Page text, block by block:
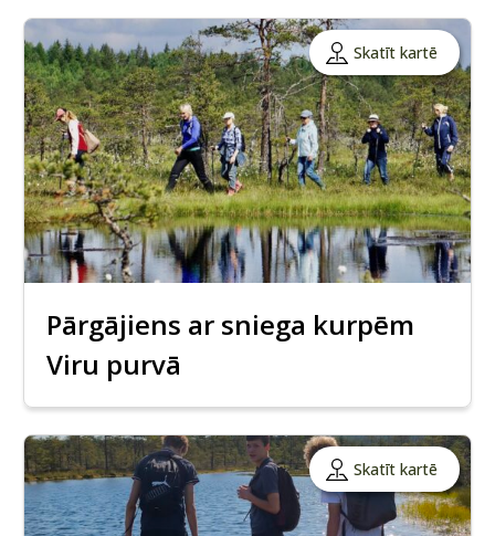
Skatīt kartē
Pārgājiens ar sniega kurpēm
Viru purvā
Skatīt kartē